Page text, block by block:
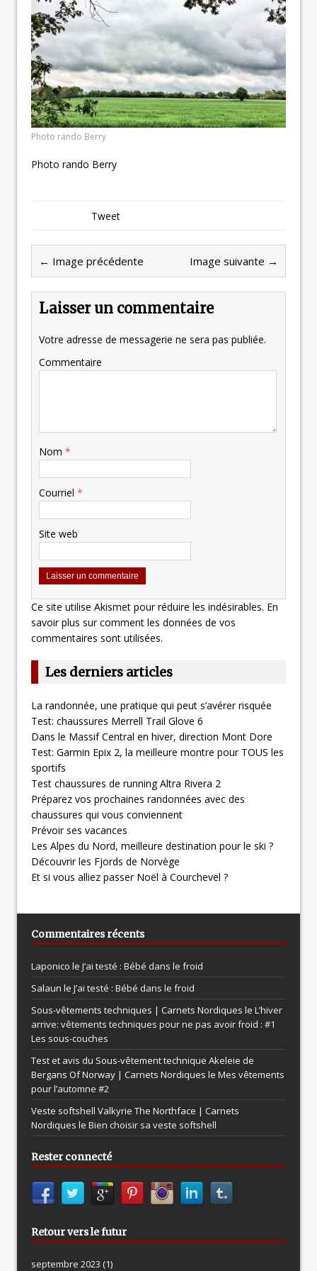
Photo rando Berry
Photo rando Berry
Tweet
← Image précédente Image suivante →
Laisser un commentaire
Votre adresse de messagerie ne sera pas publiée.
Commentaire
Nom *
Courriel *
Site web
Ce site utilise Akismet pour réduire les indésirables. En
savoir plus sur comment les données de vos
commentaires sont utilisées.
Les derniers articles
La randonnée, une pratique qui peut s’avérer risquée
Test: chaussures Merrell Trail Glove 6
Dans le Massif Central en hiver, direction Mont Dore
Test: Garmin Epix 2, la meilleure montre pour TOUS les
sportifs
Test chaussures de running Altra Rivera 2
Préparez vos prochaines randonnées avec des
chaussures qui vous conviennent
Prévoir ses vacances
Les Alpes du Nord, meilleure destination pour le ski ?
Découvrir les Fjords de Norvège
Et si vous alliez passer Noël à Courchevel ?
Commentaires récents
Laponico le J’ai testé : Bébé dans le froid
Salaun le J’ai testé : Bébé dans le froid
Sous-vêtements techniques | Carnets Nordiques le L’hiver
arrive: vêtements techniques pour ne pas avoir froid : #1
Les sous-couches
Test et avis du Sous-vêtement technique Akeleie de
Bergans Of Norway | Carnets Nordiques le Mes vêtements
pour l’automne #2
Veste softshell Valkyrie The Northface | Carnets
Nordiques le Bien choisir sa veste softshell
Rester connecté
Retour vers le futur
septembre 2023 (1)